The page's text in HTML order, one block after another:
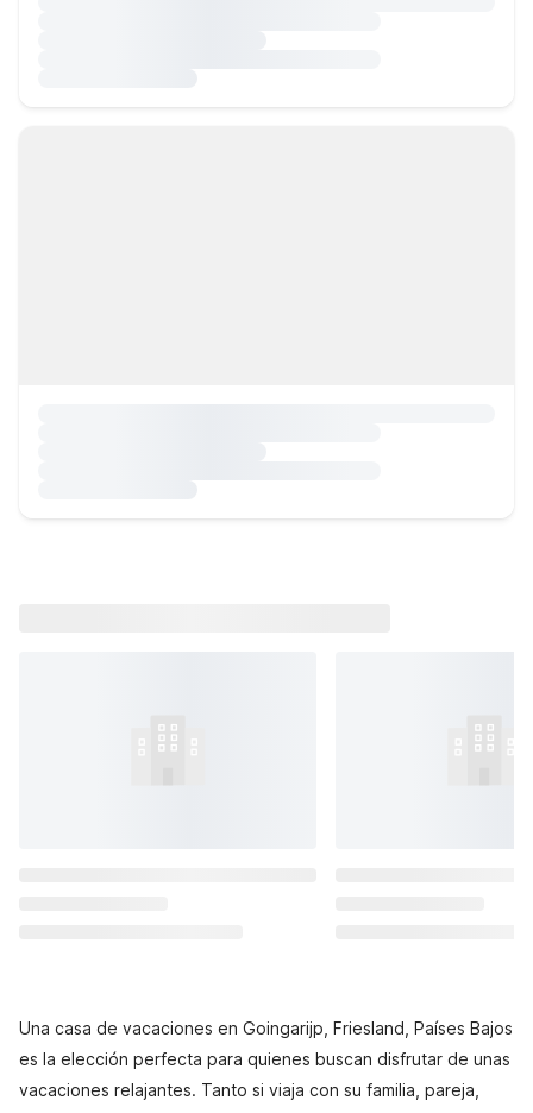
Una casa de vacaciones en Goingarijp, Friesland, Países Bajos
es la elección perfecta para quienes buscan disfrutar de unas
vacaciones relajantes. Tanto si viaja con su familia, pareja,